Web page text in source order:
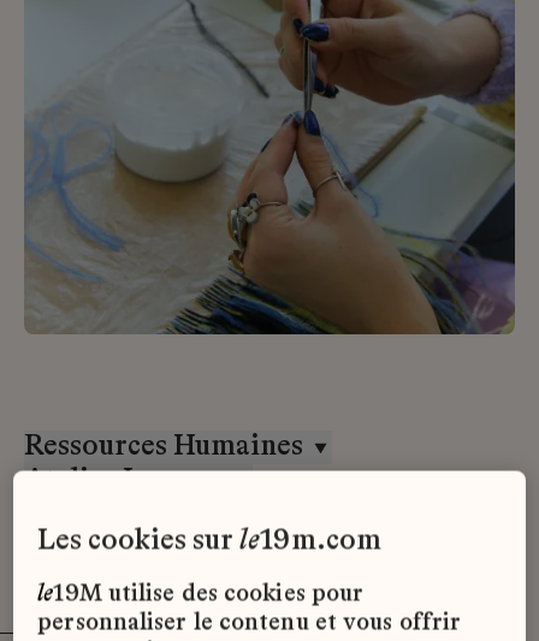
Ressources Humaines
Atelier Lognon
les cookies surle19m.com
le19M utilise des cookies pour
personnaliser le contenu et vous offrir